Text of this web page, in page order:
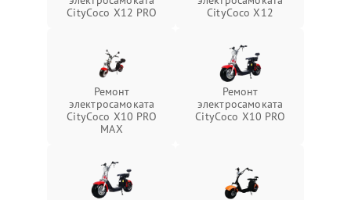
CityCoco X12 PRO
CityCoco X12
Ремонт
электросамоката
CityCoco X10 PRO
MAX
Ремонт
электросамоката
CityCoco X10 PRO